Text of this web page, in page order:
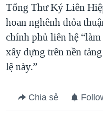
Tổng Thư Ký Liên
hoan nghênh thỏa
chính phủ liên hệ
xây dựng trên nền
lệ này.”
Chia sẻ